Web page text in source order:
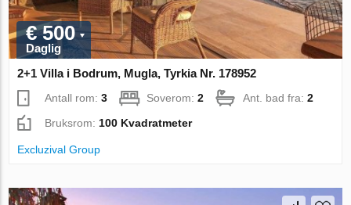
€ 500
Daglig
2+1 Villa i Bodrum, Mugla, Tyrkia Nr. 178952
Antall rom:3 Soverom:2 Ant. bad fra:2
Bruksrom: 100 Kvadratmeter
Excluzival Group